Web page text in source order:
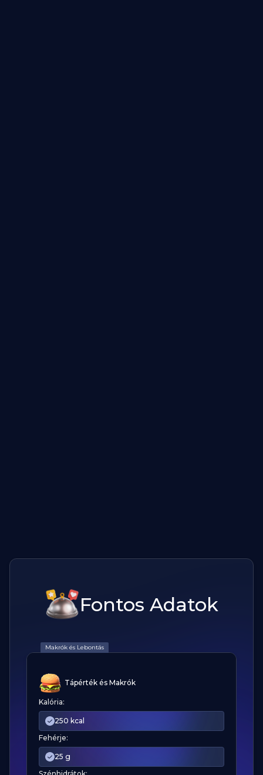
Fontos Adatok
Makrók és Lebontás
Tápérték és Makrók
Kalória:
250 kcal
Fehérje:
25 g